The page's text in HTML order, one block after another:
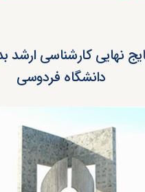
دانشگاه فردوسی